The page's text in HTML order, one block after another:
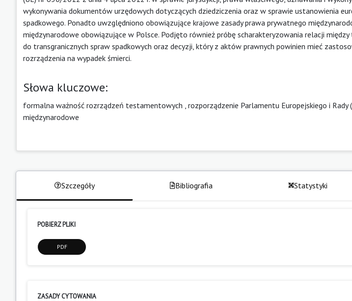
wykonywania dokumentów urzędowych dotyczących dziedziczenia oraz w sprawie ustanowienia
spadkowego. Ponadto uwzględniono obowiązujące krajowe zasady prawa prywatnego
międzynarodowe obowiązujące w Polsce. Podjęto również próbę scharakteryzowania relacji
do transgranicznych spraw spadkowych oraz decyzji, który z aktów prawnych powinien mieć
rozrządzenia na wypadek śmierci.
Słowa kluczowe:
formalna ważność rozrządzeń testamentowych rozporządzenie Parlamentu Europejskiego i Rady
międzynarodowe
Szczegóły Bibliografia Statystyki
POBIERZ PLIKI
PDF
ZASADY CYTOWANIA